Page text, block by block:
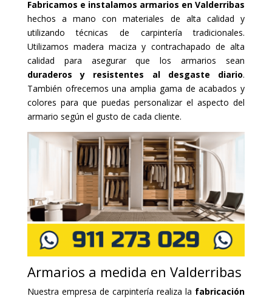
Fabricamos e instalamos armarios en Valderribas
hechos a mano con materiales de alta calidad y
utilizando técnicas de carpintería tradicionales.
Utilizamos madera maciza y contrachapado de alta
calidad para asegurar que los armarios sean
duraderos y resistentes al desgaste diario.
También ofrecemos una amplia gama de acabados y
colores para que puedas personalizar el aspecto del
armario según el gusto de cada cliente.
Armarios a medida en Valderribas
Nuestra empresa de carpintería realiza la fabricación